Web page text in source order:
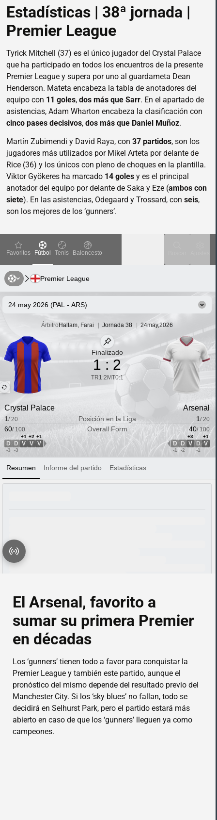
Estadísticas | 38ª jornada |
Premier League
Tyrick Mitchell (37) es el único jugador del Crystal Palace
que ha participado en todos los encuentros de la presente
Premier League y supera por uno al guardameta Dean
Henderson. Mateta encabeza la tabla de anotadores del
equipo con 11 goles, dos más que Sarr. En el apartado de
asistencias, Adam Wharton encabeza la clasificación con
cinco pases decisivos, dos más que Daniel Muñoz.
Martín Zubimendi y David Raya, con 37 partidos, son los
jugadores más utilizados por Mikel Arteta por delante de
Rice (36) y los únicos con pleno de choques en la plantilla.
Viktor Gyökeres ha marcado 14 goles y es el principal
anotador del equipo por delante de Saka y Eze (ambos con
siete). En las asistencias, Odegaard y Trossard, con seis,
son los mejores de los ‘gunners’.
El Arsenal, favorito a
sumar su primera Premier
en décadas
Los ‘gunners’ tienen todo a favor para conquistar la
Premier League y también este partido, aunque el
pronóstico del mismo depende del resultado previo del
Manchester City. Si los ‘sky blues’ no fallan, todo se
decidirá en Selhurst Park, pero el partido estará más
abierto en caso de que los ‘gunners’ lleguen ya como
campeones.